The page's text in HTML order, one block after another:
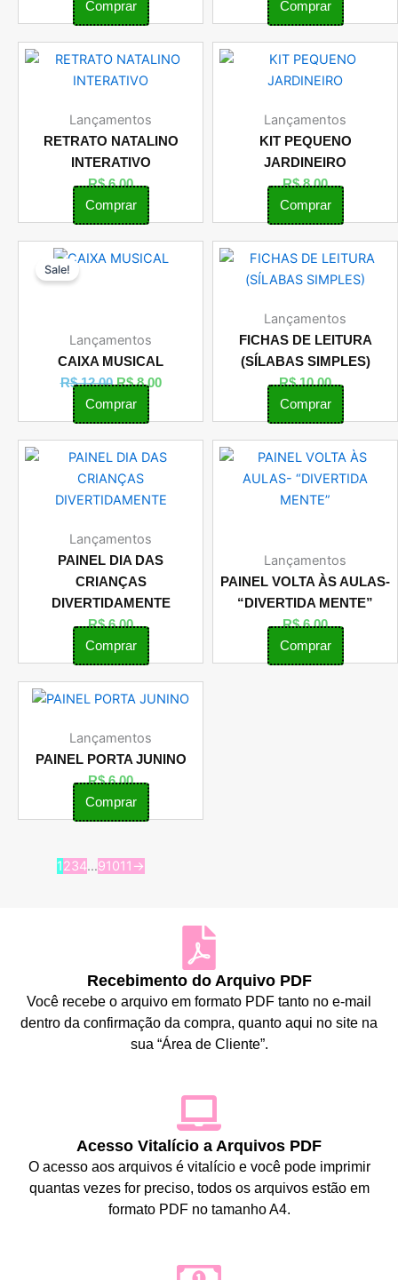
Comprar Comprar
Lançamentos
RETRATO NATALINO
INTERATIVO
R$6,00
Comprar
Lançamentos
KIT PEQUENO
JARDINEIRO
R$8,00
Comprar
Sale!
Lançamentos
CAIXA MUSICAL
R$12,00
O
R$ 12,00.
R$8,00
O
Comprar
Lançamentos
FICHAS DE LEITURA
(SÍLABAS SIMPLES)
R$10,00
Comprar
Lançamentos
PAINEL DIA DAS
CRIANÇAS
DIVERTIDAMENTE
R$6,00
Comprar
Lançamentos
PAINEL VOLTA ÀS AULAS-
“DIVERTIDA MENTE”
R$6,00
Comprar
Lançamentos
PAINEL PORTA JUNINO
R$6,00
Comprar
1234…91011 →
Recebimento do Arquivo PDF
Você recebe o arquivo em formato PDF tanto no e-mail
dentro da confirmação da compra, quanto aqui no site na
sua “Área de Cliente”.
Acesso Vitalício a Arquivos PDF
O acesso aos arquivos é vitalício e você pode imprimir
quantas vezes for preciso, todos os arquivos estão em
formato PDF no tamanho A4.